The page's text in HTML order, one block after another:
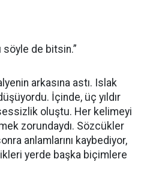
söyle de bitsin.”
arkasına astı. Islak
İçinde, üç yıldır
oluştu. Her kelimeyi
zorundaydı. Sözcükler
anlamlarını kaybediyor,
yerde başka biçimlere